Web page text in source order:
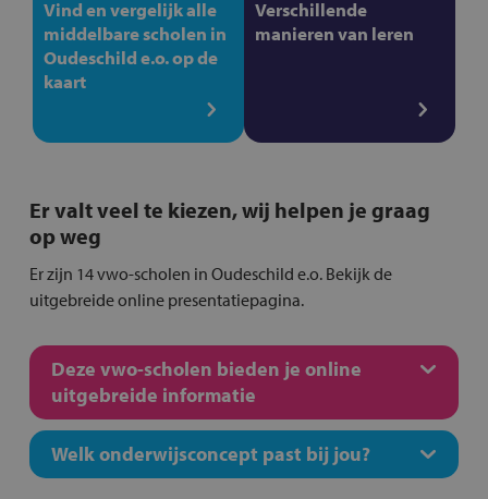
Vind en vergelijk alle
middelbare scholen in
Oudeschild e.o. op de
kaart
Verschillende
manieren van leren
Er valt veel te kiezen, wij helpen je graag
op weg
Er zijn 14 vwo-scholen in Oudeschild e.o. Bekijk de
uitgebreide online presentatiepagina.
Deze vwo-scholen bieden je online
uitgebreide informatie
Welk onderwijsconcept past bij jou?